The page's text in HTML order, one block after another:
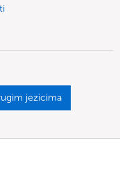
jezicima